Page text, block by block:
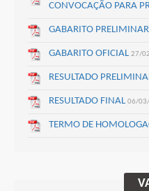
CONVOCAÇÃO PARA
GABARITO PRELIMINAR
GABARITO OFICIAL 27/
RESULTADO
RESULTADO FINAL 06/
TERMO DE